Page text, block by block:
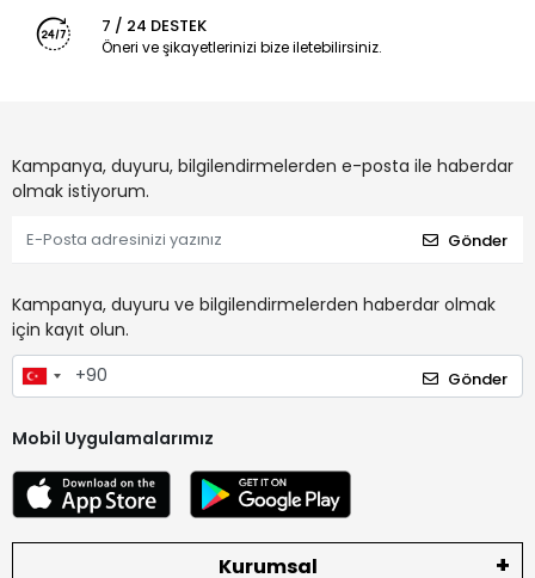
7 / 24 DESTEK
Öneri ve şikayetlerinizi bize iletebilirsiniz.
Kampanya, duyuru, bilgilendirmelerden e-posta ile haberdar
olmak istiyorum.
Gönder
Kampanya, duyuru ve bilgilendirmelerden haberdar olmak
için kayıt olun.
Gönder
Mobil Uygulamalarımız
Kurumsal